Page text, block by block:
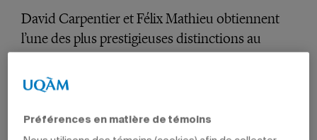
David Carpentier et Félix Mathieu obtiennent
l’une des plus prestigieuses distinctions au
Canada.
VIE UNIVERSITAIRE
Préférences en matière de témoins